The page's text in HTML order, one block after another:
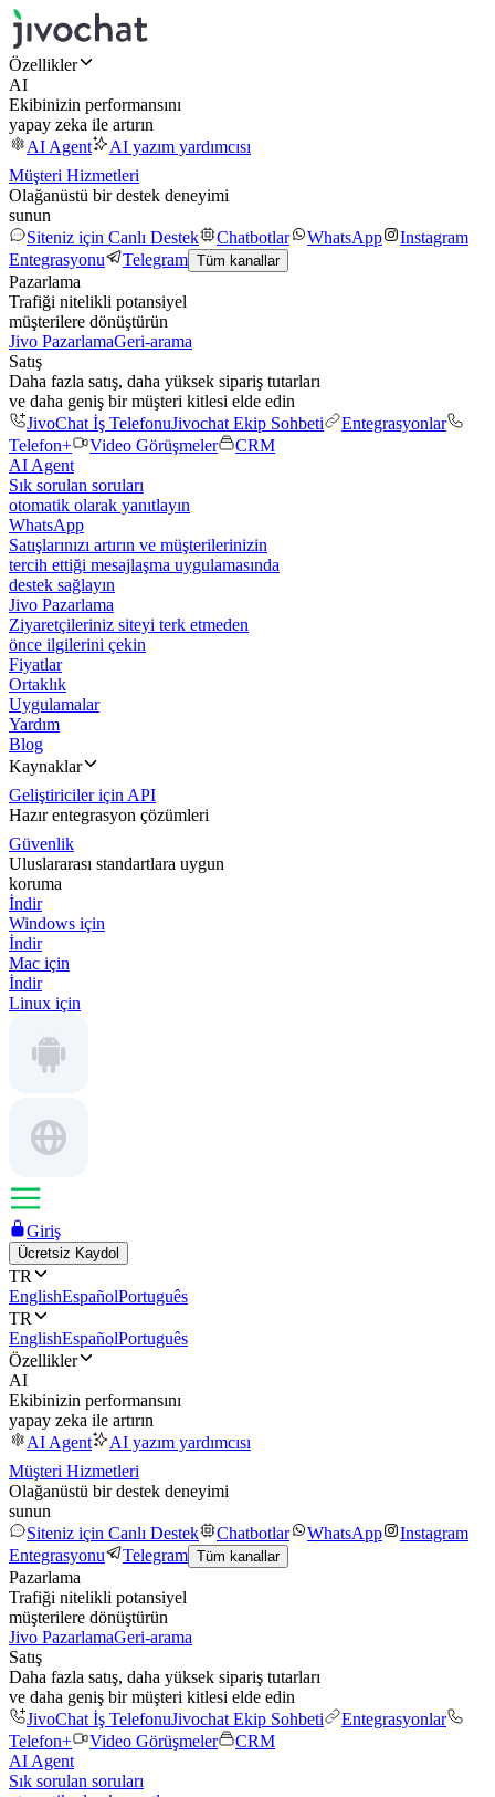
Özellikler
AI
Ekibinizin performansını
yapay zeka ile artırın
AI Agent
AI yazım yardımcısı
Müşteri Hizmetleri
Olağanüstü bir destek deneyimi
sunun
Siteniz için Canlı Destek
Chatbotlar WhatsApp
Instagram
Entegrasyonu
Telegram Tüm kanallar
Pazarlama
Trafiği nitelikli potansiyel
müşterilere dönüştürün
Jivo PazarlamaGeri-arama
Satış
Daha fazla satış, daha yüksek sipariş tutarları
ve daha geniş bir müşteri kitlesi elde edin
JivoChat İş TelefonuJivochat Ekip Sohbeti
Entegrasyonlar
Telefon+
Video Görüşmeler
CRM
AI Agent
Sık sorulan soruları
otomatik olarak yanıtlayın
WhatsApp
Satışlarınızı artırın ve müşterilerinizin
tercih ettiği mesajlaşma uygulamasında
destek sağlayın
Jivo Pazarlama
Ziyaretçileriniz siteyi terk etmeden
önce ilgilerini çekin
Fiyatlar
Ortaklık
Uygulamalar
Yardım
Blog
Kaynaklar
Geliştiriciler için API
Hazır entegrasyon çözümleri
Güvenlik
Uluslararası standartlara uygun
koruma
İndir
Windows için
İndir
Mac için
İndir
Linux için
Giriş
Ücretsiz Kaydol
TR
EnglishEspañolPortuguês
TR
EnglishEspañolPortuguês
Özellikler
AI
Ekibinizin performansını
yapay zeka ile artırın
AI Agent
AI yazım yardımcısı
Müşteri Hizmetleri
Olağanüstü bir destek deneyimi
sunun
Siteniz için Canlı Destek
Chatbotlar WhatsApp
Instagram
Entegrasyonu
Telegram Tüm kanallar
Pazarlama
Trafiği nitelikli potansiyel
müşterilere dönüştürün
Jivo PazarlamaGeri-arama
Satış
Daha fazla satış, daha yüksek sipariş tutarları
ve daha geniş bir müşteri kitlesi elde edin
JivoChat İş TelefonuJivochat Ekip Sohbeti
Entegrasyonlar
Telefon+
Video Görüşmeler
CRM
AI Agent
Sık sorulan soruları